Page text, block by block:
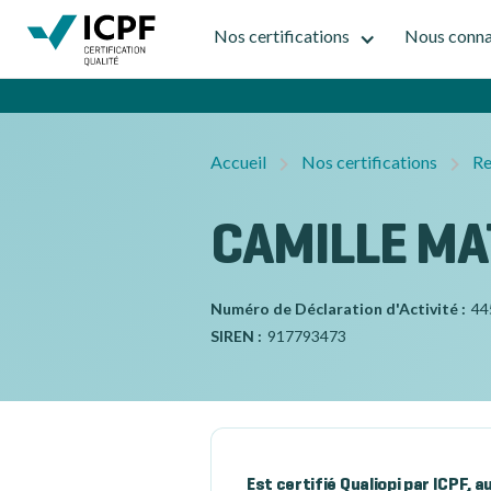
Nos certifications Nous
Accueil Nos certifications
CAMILLE
Numéro de Déclaration d'Activité :
SIREN : 917793473
Est certifié Qualiopi par ICPF,